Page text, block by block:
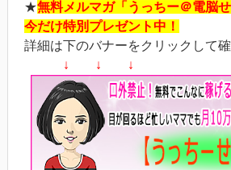
★無料メルマガ「うっちー＠電脳
今だけ特別プレゼント中！
詳細は下のバナーをクリックして
↓ ↓ ↓